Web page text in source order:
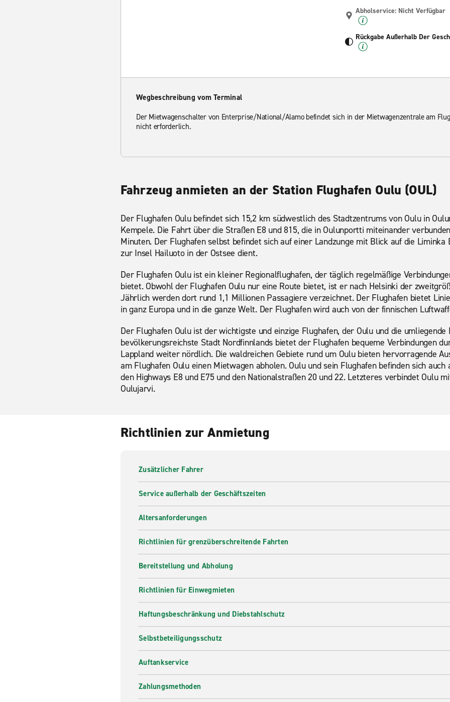
Abholservice: Nicht Verfügbar
Rückgabe Außerhalb Der
Wegbeschreibung vom Terminal
Der Mietwagenschalter von Enterprise/National/Alamo befindet sich in der Mietwagenzentrale am
nicht erforderlich.
Fahrzeug anmieten an der Station Flughafen Oulu (OUL)
Der Flughafen Oulu befindet sich 15,2 km südwestlich des Stadtzentrums von Oulu in
Kempele. Die Fahrt über die Straßen E8 und 815, die in Oulunportti miteinander
Minuten. Der Flughafen selbst befindet sich auf einer Landzunge mit Blick auf die Liminka
zur Insel Hailuoto in der Ostsee dient.
Der Flughafen Oulu ist ein kleiner Regionalflughafen, der täglich regelmäßige
bietet. Obwohl der Flughafen Oulu nur eine Route bietet, ist er nach Helsinki der
Jährlich werden dort rund 1,1 Millionen Passagiere verzeichnet. Der Flughafen bietet
in ganz Europa und in die ganze Welt. Der Flughafen wird auch von der finnischen
Der Flughafen Oulu ist der wichtigste und einzige Flughafen, der Oulu und die umliegende
bevölkerungsreichste Stadt Nordfinnlands bietet der Flughafen bequeme Verbindungen
Lappland weiter nördlich. Die waldreichen Gebiete rund um Oulu bieten hervorragende
am Flughafen Oulu einen Mietwagen abholen. Oulu und sein Flughafen befinden sich
den Highways E8 und E75 und den Nationalstraßen 20 und 22. Letzteres verbindet Oulu
Oulujarvi.
Richtlinien zur Anmietung
Zusätzlicher Fahrer
Service außerhalb der Geschäftszeiten
Altersanforderungen
Richtlinien für grenzüberschreitende Fahrten
Bereitstellung und Abholung
Richtlinien für Einwegmieten
Haftungsbeschränkung und Diebstahlschutz
Selbstbeteiligungsschutz
Auftankservice
Zahlungsmethoden